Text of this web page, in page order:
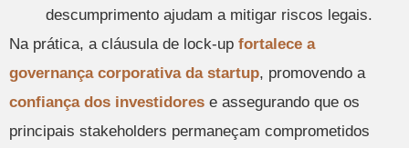
descumprimento ajudam a mitigar riscos legais.
Na prática, a cláusula de lock-up fortalece a
governança corporativa da startup, promovendo a
confiança dos investidores e assegurando que os
principais stakeholders permaneçam comprometidos